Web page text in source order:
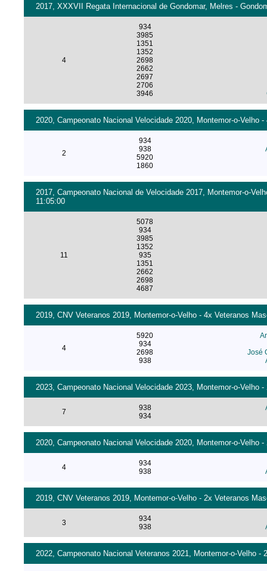
2017, XXXVII Regata Internacional de Gondomar, Melres -
4
934
3985
1351
1352
2698
2662
2697
2706
3946
2020, Campeonato Nacional Velocidade 2020, Montemor-o-Velho
2
934
938
5920
1860
2017, Campeonato Nacional de Velocidade 2017, Montemor-o-
11:05:00
11
5078
934
3985
1352
935
1351
2662
2698
4687
2019, CNV Veteranos 2019, Montemor-o-Velho - 4x Veteranos
4
5920
934
2698
938
José
2023, Campeonato Nacional Velocidade 2023, Montemor-o-Velho
7
938
934
2020, Campeonato Nacional Velocidade 2020, Montemor-o-Velho
4
934
938
2019, CNV Veteranos 2019, Montemor-o-Velho - 2x Veteranos
3
934
938
2022, Campeonato Nacional Veteranos 2021, Montemor-o-Velho